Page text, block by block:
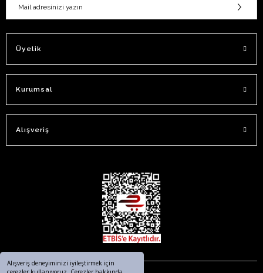
Alışveriş deneyiminizi iyileştirmek için
Üyelik
Kurumsal
Alışveriş